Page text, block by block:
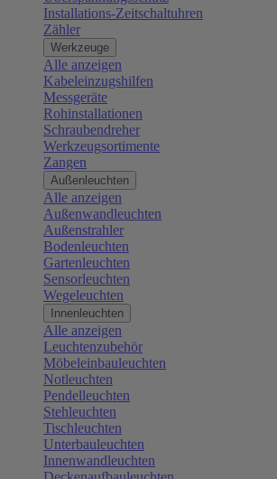
Installations-Zeitschaltuhren
Zähler
Werkzeuge
Alle anzeigen
Kabeleinzugshilfen
Messgeräte
Rohinstallationen
Schraubendreher
Werkzeugsortimente
Zangen
Außenleuchten
Alle anzeigen
Außenwandleuchten
Außenstrahler
Bodenleuchten
Gartenleuchten
Sensorleuchten
Wegeleuchten
Innenleuchten
Alle anzeigen
Leuchtenzubehör
Möbeleinbauleuchten
Notleuchten
Pendelleuchten
Stehleuchten
Tischleuchten
Unterbauleuchten
Innenwandleuchten